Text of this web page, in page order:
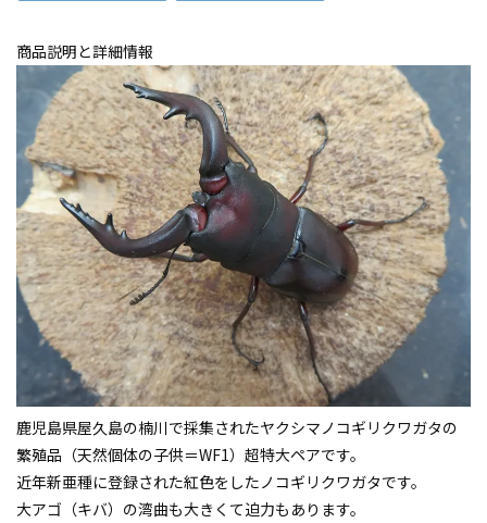
商品説明と詳細情報
鹿児島県屋久島の楠川で採集されたヤクシマノコギリクワガタの
繁殖品（天然個体の子供＝WF1）超特大ペアです。
近年新亜種に登録された紅色をしたノコギリクワガタです。
大アゴ（キバ）の湾曲も大きくて迫力もあります。